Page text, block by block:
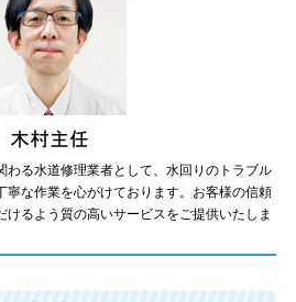
わる水道修理業者として、水回りのトラブル
寧な作業を心がけております。お客様の信頼
けるよう質の高いサービスをご提供いたしま